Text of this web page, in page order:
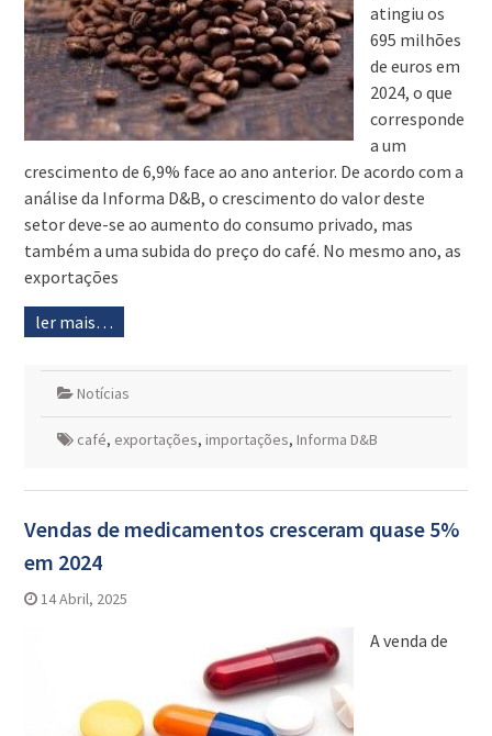
atingiu os
695 milhões
de euros em
2024, o que
corresponde
a um
crescimento de 6,9% face ao ano anterior. De acordo com a
análise da Informa D&B, o crescimento do valor deste
setor deve-se ao aumento do consumo privado, mas
também a uma subida do preço do café. No mesmo ano, as
exportações
ler mais…
Notícias
café, exportações, importações, Informa D&B
Vendas de medicamentos cresceram quase 5%
em 2024
14 Abril, 2025
A venda de